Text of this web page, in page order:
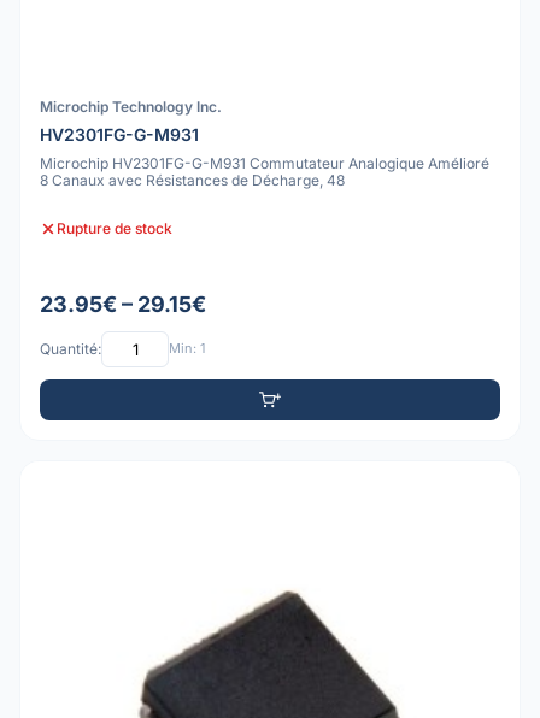
Microchip Technology Inc.
HV2301FG-G-M931
Microchip HV2301FG-G-M931 Commutateur Analogique Amélioré
8 Canaux avec Résistances de Décharge, 48
Rupture de stock
23.95€ – 29.15€
Quantité: Min: 1